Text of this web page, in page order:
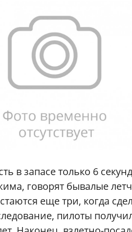
в запасе только 6
говорят бывалые
еще три, когда
пилоты